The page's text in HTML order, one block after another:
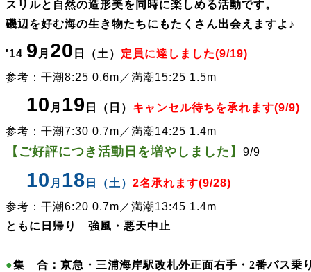
スリルと 自然の造形美を同時に楽しめる活動です。
磯辺を好む海の生き物たちにもたくさん出会えますよ♪
'14 9 月 20 日（土） 定員に達しました(9/19)
参考：干潮8:25 0.6m／満潮15:25 1.5m
10 月 19 日（日） キャンセル待ちを承れます(9/9)
参考：干潮7:30 0.7m／満潮14:25 1.4m
【ご好評につき活動日を増やしました】 9/9
10 月 18 日（土） 2名承れます(9/28)
参考：干潮6:20 0.7m／満潮13:45 1.4m
ともに 日帰り 強風・悪天中止
●集 合：京急・三浦海岸駅改札外正面右手・2番バス乗